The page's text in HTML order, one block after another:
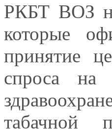
РКБТ ВОЗ
которые
принятие
спроса на
табачной